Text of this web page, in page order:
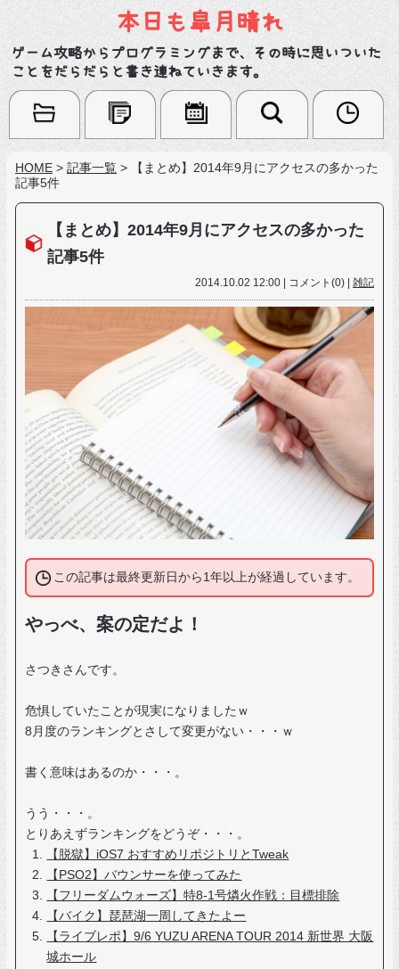
本日も皐月晴れ
ゲーム攻略からプログラミングまで、その時に思いついた
ことをだらだらと書き連ねていきます。
HOME > 記事一覧 >
【まとめ】2014年9月にアクセスの多かった
記事5件
【まとめ】2014年9月にアクセスの多かった
記事5件
2014.10.02 12:00 | コメント(0) | 雑記
この記事は最終更新日から1年以上が経過しています。
やっべ、案の定だよ！
さつきさんです。
危惧していたことが現実になりましたｗ
8月度のランキングとさして変更がない・・・ｗ
書く意味はあるのか・・・。
うう・・・。
とりあえずランキングをどうぞ・・・。
【脱獄】iOS7 おすすめリポジトリとTweak
【PSO2】バウンサーを使ってみた
【フリーダムウォーズ】特8-1号燐火作戦：目標排除
【バイク】琵琶湖一周してきたよー
【ライブレポ】9/6 YUZU ARENA TOUR 2014 新世界 大阪
城ホール